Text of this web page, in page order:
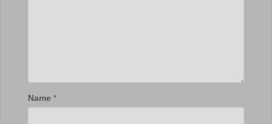
Name *